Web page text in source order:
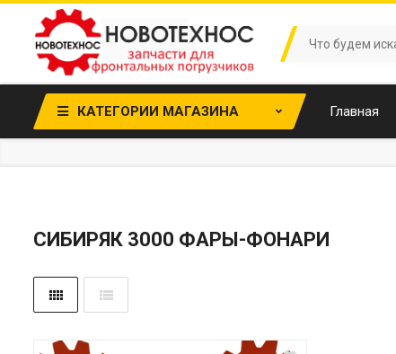
КАТЕГОРИИ МАГАЗИНА Главная
CИБИРЯК 3000 ФАРЫ-ФОНАРИ